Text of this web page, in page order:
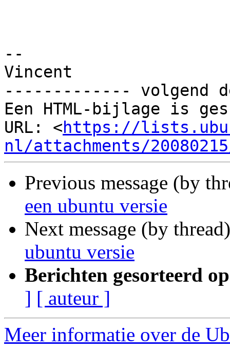
--
Vincent
------------- volgend
Een HTML-bijlage is
URL: <https://
nl/attachments/
Previous message (by
een ubuntu versie
Next message (by
ubuntu versie
Berichten gesorteerd
] [ auteur ]
Meer informatie over de